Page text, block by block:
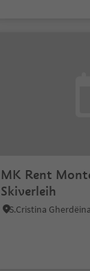
MK Rent
Skiverleih